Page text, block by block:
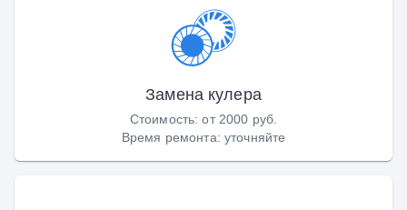
Замена кулера
Стоимость:от 2000 руб.
Время ремонта: уточняйте